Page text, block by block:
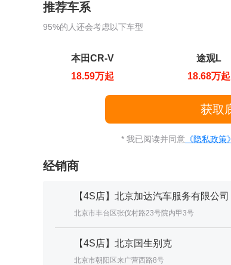
推荐车系
95%的人还会考虑以下车型
本田CR-V
18.59万起
途观L
18.68万起
* 我已阅读并同意 《隐私政策》
经销商
【4S店】北京加达汽车服务有限公司
北京市丰台区张仪村路23号院内甲3号
【4S店】北京国生别克
北京市朝阳区来广营西路8号